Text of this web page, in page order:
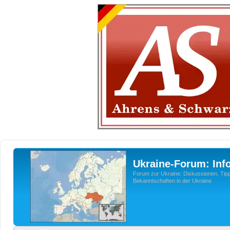
Ukraine-Forum:
Forum zur Ukraine: Diskussionen,
Bekanntschaften in der Ukraine